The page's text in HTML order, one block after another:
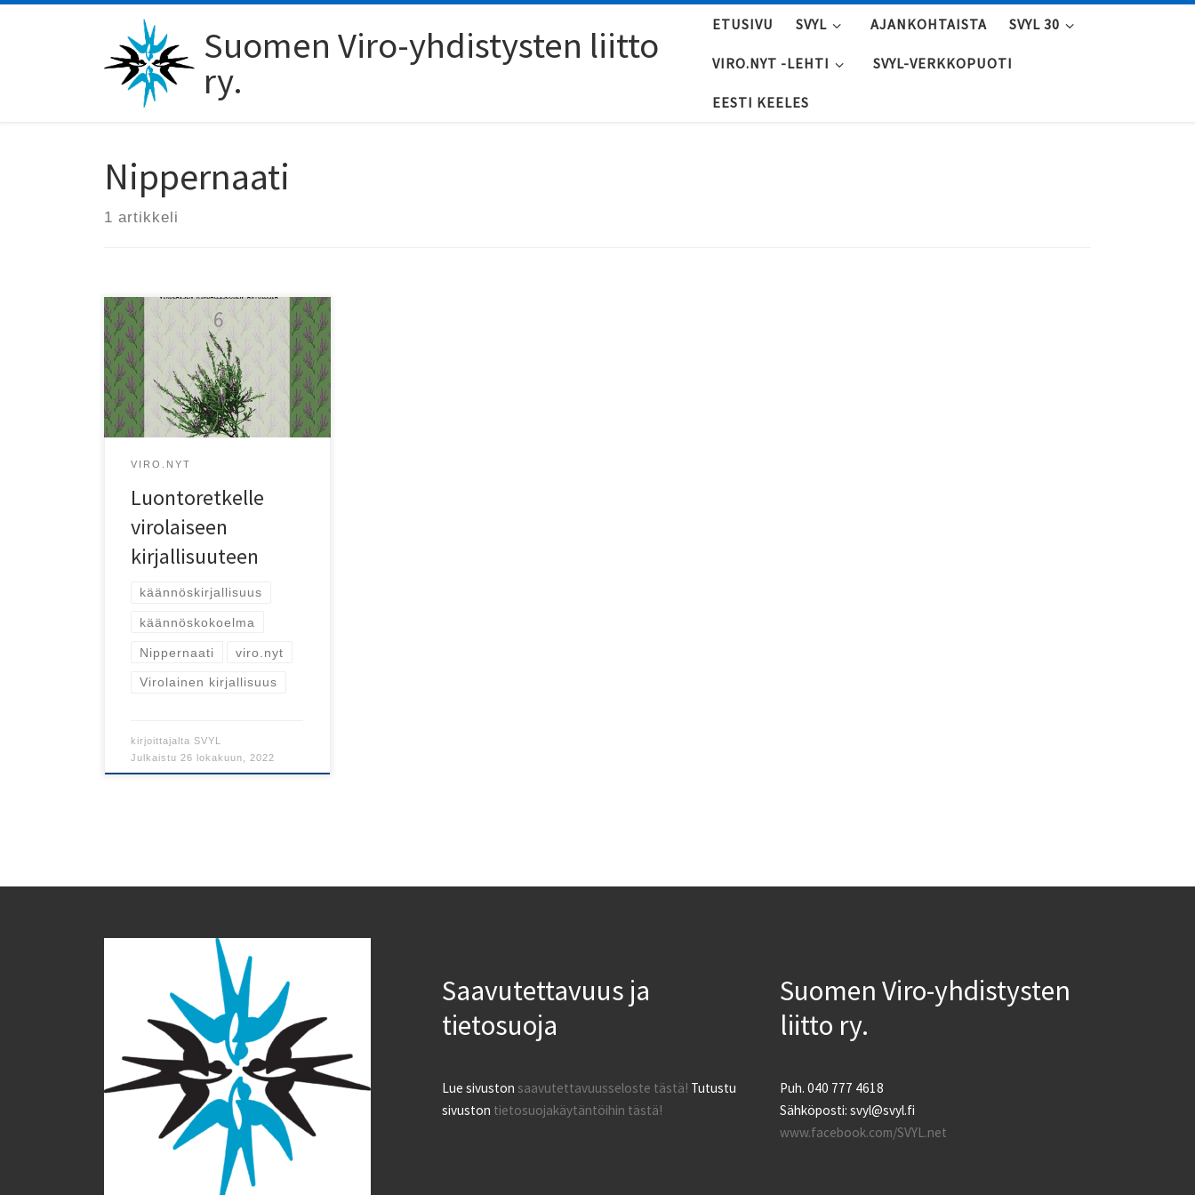
Suomen Viro-yhdistysten liitto
ry.
ETUSIVU SVYL AJANKOHTAISTA SVYL 30
VIRO.NYT -LEHTI SVYL-VERKKOPUOTI
EESTI KEELES
Nippernaati
1 artikkeli
Viro-instituutti julkaisi tänä
syksynä jo kuudennen
Nippernaati-antologian.
Teemana on tällä kertaa luonto
ja eläimet.
VIRO.NYT
Luontoretkelle
virolaiseen
kirjallisuuteen
käännöskirjallisuus
käännöskokoelma
Nippernaati viro.nyt
Virolainen kirjallisuus
kirjoittajaltaSVYL
Julkaistu 26 lokakuun, 2022
Saavutettavuus ja
tietosuoja
Lue sivuston saavutettavuusseloste tästä! Tutustu
sivuston tietosuojakäytäntöihin tästä!
Suomen Viro-yhdistysten
liitto ry.
Puh. 040 777 4618
Sähköposti: svyl@svyl.fi
www.facebook.com/SVYL.net